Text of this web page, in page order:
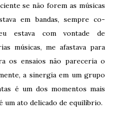
se não forem as músicas
em bandas, sempre co-
estava com vontade de
músicas, me afastava para
os ensaios não pareceria o
a sinergia em um grupo
é um dos momentos mais
um ato delicado de equilíbrio.